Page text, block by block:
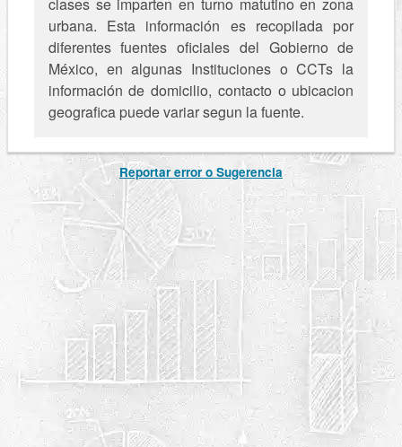
clases se imparten en turno matutino en zona
urbana. Esta información es recopilada por
diferentes fuentes oficiales del Gobierno de
México, en algunas Instituciones o CCTs la
información de domicilio, contacto o ubicacion
geografica puede variar segun la fuente.
Reportar error o Sugerencia